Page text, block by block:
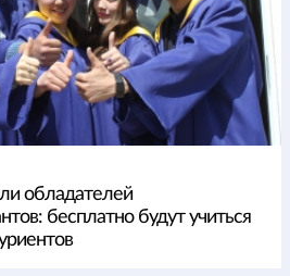
обладателей
бесплатно будут учиться